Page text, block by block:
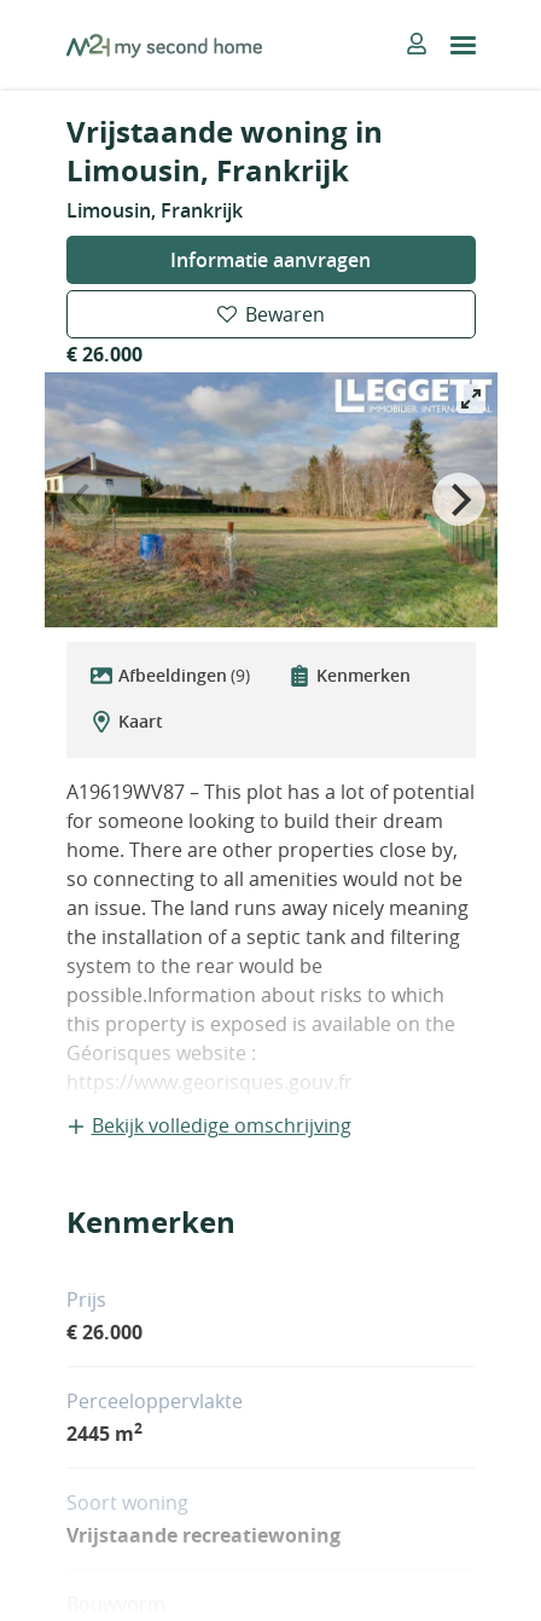
MySecondHome
Vrijstaande woning in
Limousin, Frankrijk
Limousin, Frankrijk
Informatie aanvragen
Bewaren
€ 26.000
Afbeeldingen (9)
Kenmerken
Kaart
A19619WV87 – This plot has a lot of potential
for someone looking to build their dream
home. There are other properties close by,
so connecting to all amenities would not be
an issue. The land runs away nicely meaning
the installation of a septic tank and filtering
system to the rear would be
possible.Information about risks to which
this property is exposed is available on the
Géorisques website :
https://www.georisques.gouv.fr
Bekijk volledige omschrijving
Kenmerken
Prijs
€ 26.000
Perceeloppervlakte
2445 m2
Soort woning
Vrijstaande recreatiewoning